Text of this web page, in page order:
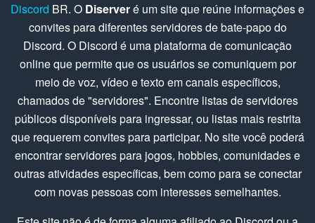
Discord BR. O Diserveré um site que reúne informações e
convites para diferentes servidores de bate-papo do
Discord. O Discord é uma plataforma de comunicação
online que permite que os usuários se comuniquem por
meio de voz, vídeo e texto em canais específicos,
chamados de "servidores". Encontre listas de servidores
públicos disponíveis para ingressar, ou listas mais restrita
que requerem convites para participar. No site você poderá
encontrar servidores para jogos, hobbies, comunidades e
outras atividades específicas, bem como para se conectar
com novas pessoas com interesses semelhantes.